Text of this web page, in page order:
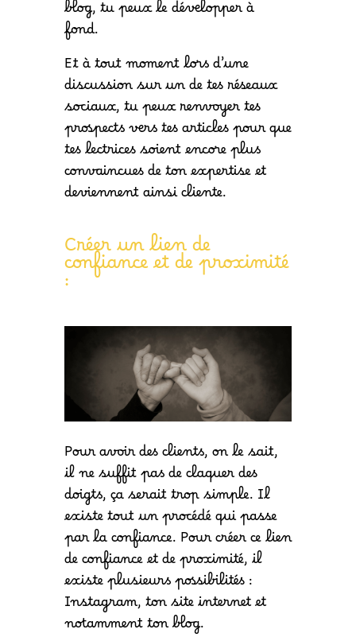
blog, tu peux le développer à
fond.
Et à tout moment lors d’une
discussion sur un de tes réseaux
sociaux, tu peux renvoyer tes
prospects vers tes articles pour que
tes lectrices soient encore plus
convaincues de ton expertise et
deviennent ainsi cliente.
Créer un lien de
confiance et de proximité
:
Pour avoir des clients, on le sait,
il ne suffit pas de claquer des
doigts, ça serait trop simple. Il
existe tout un procédé qui passe
par la confiance. Pour créer ce lien
de confiance et de proximité, il
existe plusieurs possibilités :
Instagram, ton site internet et
notamment ton blog.